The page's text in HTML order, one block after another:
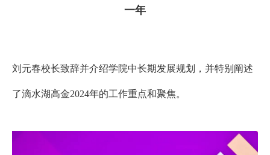
一年
刘元春校长致辞并介绍学院中长期发展规划，并特别阐述
了滴水湖高金2024年的工作重点和聚焦。